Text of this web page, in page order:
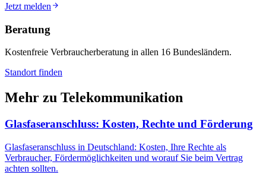
Jetzt melden
Beratung
Kostenfreie Verbraucherberatung in allen 16 Bundesländern.
Standort finden
Mehr zu Telekommunikation
Glasfaseranschluss: Kosten, Rechte und Förderung
Glasfaseranschluss in Deutschland: Kosten, Ihre Rechte als
Verbraucher, Fördermöglichkeiten und worauf Sie beim Vertrag
achten sollten.